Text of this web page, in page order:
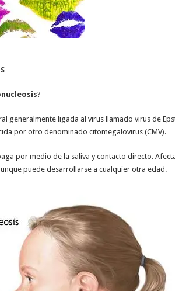
?
generalmente ligada al virus llamado virus de
por otro denominado citomegalovirus (CMV).
por medio de la saliva y contacto directo.
puede desarrollarse a cualquier otra edad.